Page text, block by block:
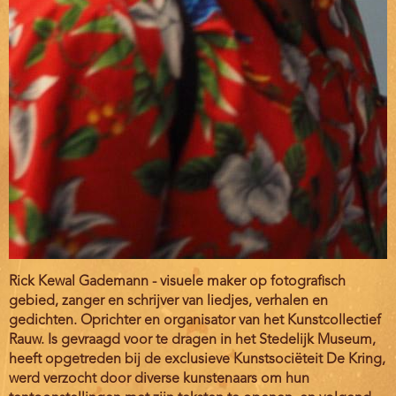
Rick Kewal Gademann - visuele maker op fotografisch
gebied, zanger en schrijver van liedjes, verhalen en
gedichten. Oprichter en organisator van het Kunstcollectief
Rauw. Is gevraagd voor te dragen in het Stedelijk Museum,
heeft opgetreden bij de exclusieve Kunstsociëteit De Kring,
werd verzocht door diverse kunstenaars om hun